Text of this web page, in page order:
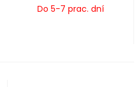
Do 5-7 prac. dní